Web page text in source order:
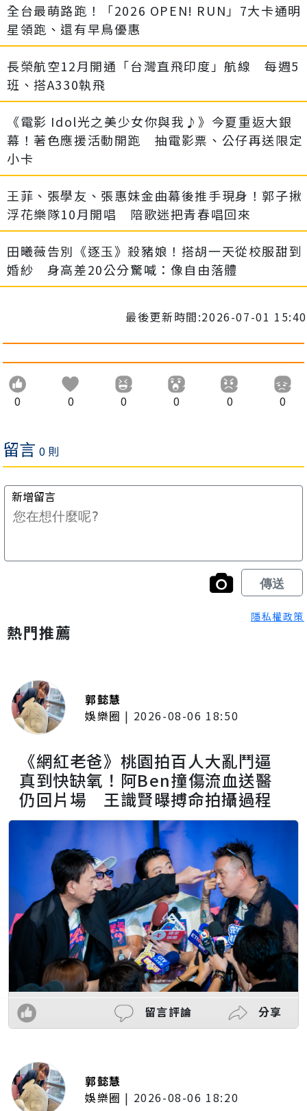
全台最萌路跑！「2026 OPEN! RUN」7大卡通明
星領跑、還有早鳥優惠
長榮航空12月開通「台灣直飛印度」航線 每週5
班、搭A330執飛
《電影 Idol光之美少女你與我♪》今夏重返大銀
幕！著色應援活動開跑 抽電影票、公仔再送限定
小卡
王菲、張學友、張惠妹金曲幕後推手現身！郭子揪
浮花樂隊10月開唱 陪歌迷把青春唱回來
田曦薇告別《逐玉》殺豬娘！搭胡一天從校服甜到
婚紗 身高差20公分驚喊：像自由落體
最後更新時間:2026-07-01 15:40
0 0 0 0 0 0
隱私權政策
熱門推薦
郭懿慧
娛樂圈 | 2026-08-06 18:50
《網紅老爸》桃園拍百人大亂鬥逼
真到快缺氧！阿Ben撞傷流血送醫
仍回片場 王識賢曝搏命拍攝過程
留言評論 分享
郭懿慧
娛樂圈 | 2026-08-06 18:20